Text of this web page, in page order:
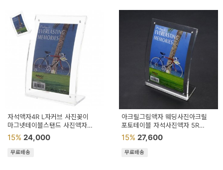
자석액자4R L자커브 사진꽂이
마그넷테이블스탠드 사진액자
마그넷액자
15% 24,000
무료배송
아크릴그림액자 웨딩사진아크릴
포토테이블 자석사진액자 5R
127x178
15% 27,600
무료배송